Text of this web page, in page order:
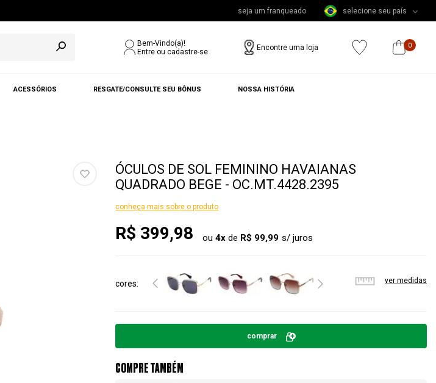
seja um franqueado selecione seu país
Bem-Vindo(a)!
Entre ou cadastre-se
Encontre uma loja 0
ACESSÓRIOS RESGATE/CONSULTE SEU BÔNUS NOSSA HISTÓRIA
ÓCULOS DE SOL FEMININO HAVAIANAS
QUADRADO BEGE - OC.MT.4428.2395
conheça mais sobre o produto
R$ 399,98 ou4x de R$ 99,99
cores ver medidas
comprar
COMPRE TAMBÉM